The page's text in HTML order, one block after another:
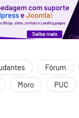
Fórum
Moro PUC